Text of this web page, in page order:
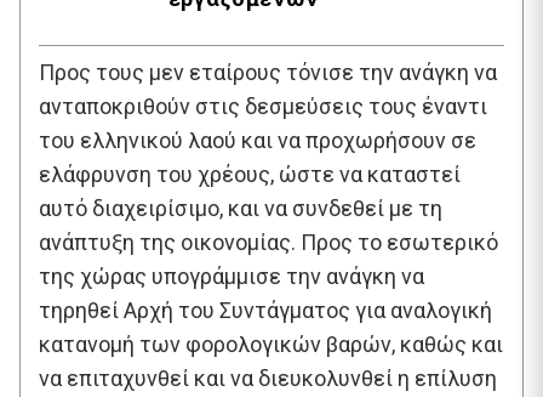
Προς τους μεν εταίρους τόνισε την ανάγκη να
ανταποκριθούν στις δεσμεύσεις τους έναντι
του ελληνικού λαού και να προχωρήσουν σε
ελάφρυνση του χρέους, ώστε να καταστεί
αυτό διαχειρίσιμο, και να συνδεθεί με τη
ανάπτυξη της οικονομίας. Προς το εσωτερικό
της χώρας υπογράμμισε την ανάγκη να
τηρηθεί Αρχή του Συντάγματος για αναλογική
κατανομή των φορολογικών βαρών, καθώς και
να επιταχυνθεί και να διευκολυνθεί η επίλυση